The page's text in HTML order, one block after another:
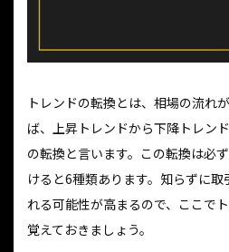
トレンドの転換とは、相場の流れ
ば、上昇トレンドから下降トレン
の転換と言います。この転換は必
けると6種類あります。知らずに
れる可能性が高まるので、ここで
覚えておきましょう。